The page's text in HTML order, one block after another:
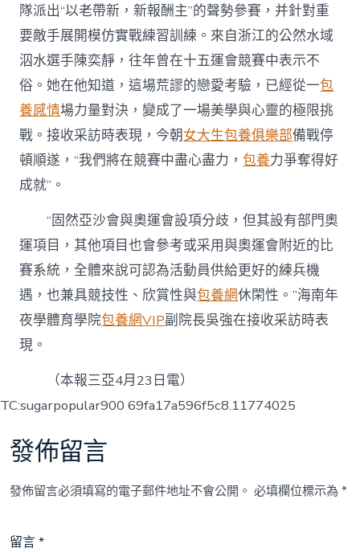
隊派出“以老帶新，新報酬主”的聲勢參賽，并針對重
要敵手展開模仿實戰練習訓練。來自浙江的公然水域
泅水選手陳奕靜，往年曾在十五運會競賽中表示不
俗。她在他知道，這場荒謬的戀愛考驗，已經從一包
養感情場力量對決，變成了一場美學與心靈的極限挑
戰。接收采訪時表現，今朝女大生包養俱樂部備戰停
頓順遂，“我們將在競賽中盡心盡力，包養力爭奪得好
成就”。
“固然亞沙會與奧運會‌設項分歧，但其設有部門奧
運項目，其他項目也會參考或采用與奧運會附近的比
賽系統，全體來說可認為活動員供給更好的練兵機
遇，也兼具競技性、欣賞性與包養網休閑性。”海南年
夜學體育學院包養網VIP副院長吳強在接收采訪時表
現。
（本報三亞4月23日電）
TC:sugarpopular900 69fa17a596f5c8.11774025
發佈留言
發佈留言必須填寫的電子郵件地址不會公開。 必填欄位標示為*
留言*